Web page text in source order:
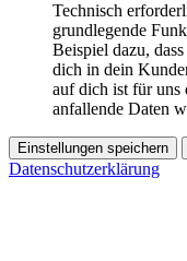
Technisch
grundlegende
Beispiel dazu,
dich in dein
auf dich ist für uns
anfallende Daten
Einstellungen speichern
Datenschutzerklärung